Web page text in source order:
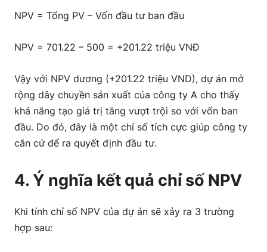
NPV = Tổng PV – Vốn đầu tư ban đầu
NPV = 701.22 – 500 = +201.22 triệu VNĐ
Vậy với NPV dương (+201.22 triệu VND), dự án mở
rộng dây chuyền sản xuất của công ty A cho thấy
khả năng tạo giá trị tăng vượt trội so với vốn ban
đầu. Do đó, đây là một chỉ số tích cực giúp công ty
căn cứ để ra quyết định đầu tư.
4. Ý nghĩa kết quả chỉ số NPV
Khi tính chỉ số NPV của dự án sẽ xảy ra 3 trường
hợp sau: